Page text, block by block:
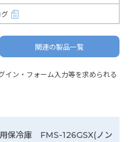
関連の製品一覧
ン・フォーム入力等を求められる
保冷庫 FMS-126GSX(ノン